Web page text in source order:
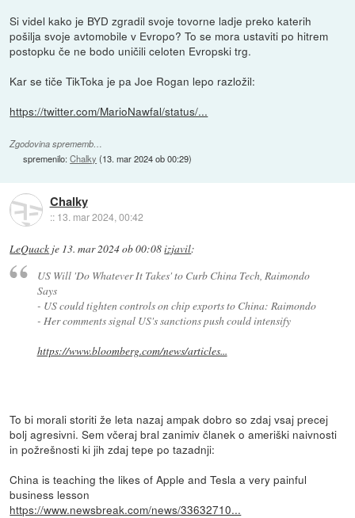
Si videl kako je BYD zgradil svoje tovorne ladje preko katerih
pošilja svoje avtomobile v Evropo? To se mora ustaviti po hitrem
postopku če ne bodo uničili celoten Evropski trg.
Kar se tiče TikToka je pa Joe Rogan lepo razložil:
https://twitter.com/MarioNawfal/status/...
Zgodovina sprememb…
spremenilo:Chalky (13. mar 2024 ob 00:29)
Chalky
:: 13. mar 2024, 00:42
LeQuack je 13. mar 2024 ob 00:08izjavil:
US Will 'Do Whatever It Takes' to Curb China Tech, Raimondo
Says
- US could tighten controls on chip exports to China: Raimondo
- Her comments signal US's sanctions push could intensify
https://www.bloomberg.com/news/articles...
To bi morali storiti že leta nazaj ampak dobro so zdaj vsaj precej
bolj agresivni. Sem včeraj bral zanimiv članek o ameriški naivnosti
in požrešnosti ki jih zdaj tepe po tazadnji:
China is teaching the likes of Apple and Tesla a very painful
business lesson
https://www.newsbreak.com/news/33632710...